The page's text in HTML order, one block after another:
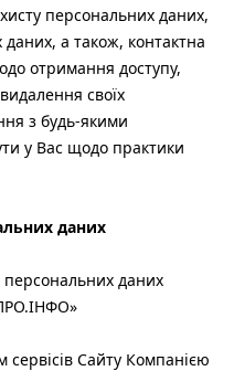
персональних даних,
а також, контактна
отримання доступу,
своїх
з будь-якими
у Вас щодо практики
даних
даних
Сайту Компанією